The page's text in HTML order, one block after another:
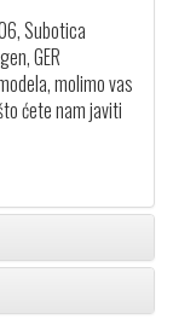
Subotica
GER
molimo vas
ćete nam javiti